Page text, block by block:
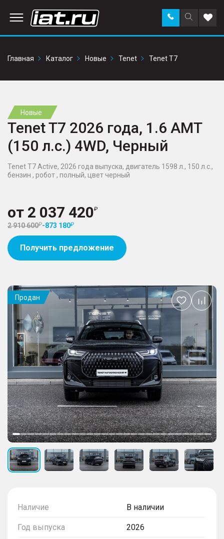
Поиск
по
Заказать
звонок в
Главная
Каталог Новые Tenet Tenet T7
Новые
Tenet T7 2026 года, 1.6 AMT
(150 л.с.) 4WD, Черный
Tenet T7 Active, 2026 года выпуска, двигатель 1598 л., 150 л.с.,
бензин , робот , полный, цвет черный
от 2 037 420
2 910 600 -873 180
Получить предложение
Наличие В наличии
Год выпуска 2026
Продан
Добавить
в
избранное